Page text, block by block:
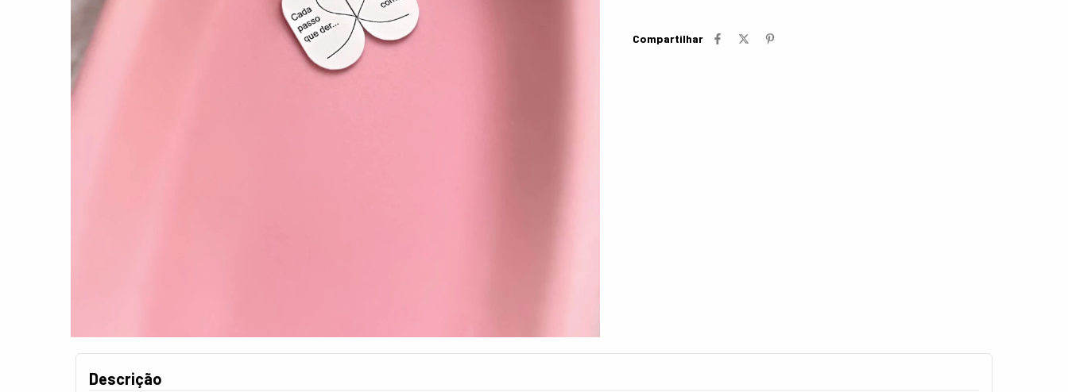
Compartilhar
Descrição